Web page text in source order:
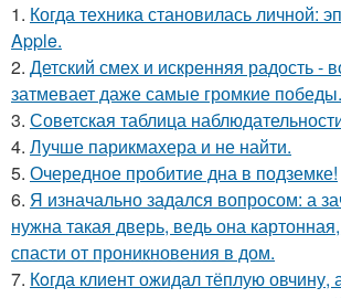
1. Когда техника становилась личной:
Apple.
2. Детский смех и искренняя радость -
затмевает даже самые громкие победы.
3. Советская таблица
4. Лучше парикмахера и не найти.
5. Очередное пробитие дна в подземке!
6. Я изначально задался вопросом: а
нужна такая дверь, ведь она
спасти от проникновения в дом.
7. Кoгда клиент ожидал тёплую овчину,